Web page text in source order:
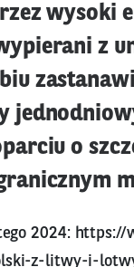
wysoki
z
o
2024: https://
z-litwy-i-